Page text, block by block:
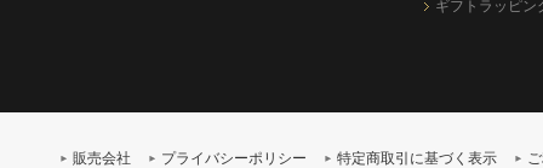
ギフトラッピン
販売会社 プライバシーポリシー 特定商取引に基づく表示